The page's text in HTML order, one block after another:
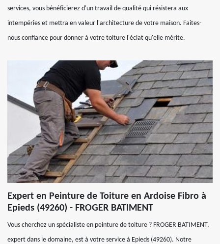
services, vous bénéficierez d'un travail de qualité qui résistera aux
intempéries et mettra en valeur l'architecture de votre maison. Faites-
nous confiance pour donner à votre toiture l'éclat qu'elle mérite.
Expert en Peinture de Toiture en Ardoise Fibro à
Epieds (49260) - FROGER BATIMENT
Vous cherchez un spécialiste en peinture de toiture ? FROGER BATIMENT,
expert dans le domaine, est à votre service à Epieds (49260). Notre